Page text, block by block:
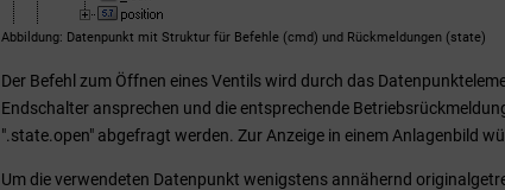
Abbildung Datenpunkt mit Struktur für Befehle (cmd) und Rückmeldungen (state)
Der Befehl zum Öffnen eines Ventils wird durch das
Endschalter ansprechen und die entsprechende
".state.open" abgefragt werden. Zur Anzeige in einem Anlagenbild
Um die verwendeten Datenpunkt wenigstens annähernd